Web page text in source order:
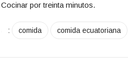
Cocinar por treinta minutos.
: comida comida ecuatoriana